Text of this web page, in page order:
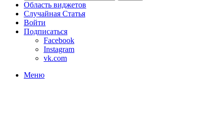
Область виджетов
Случайная Статья
Войти
Подписаться
Facebook
Instagram
vk.com
Меню